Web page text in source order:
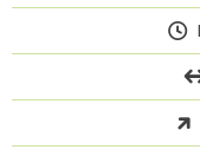
SHOP